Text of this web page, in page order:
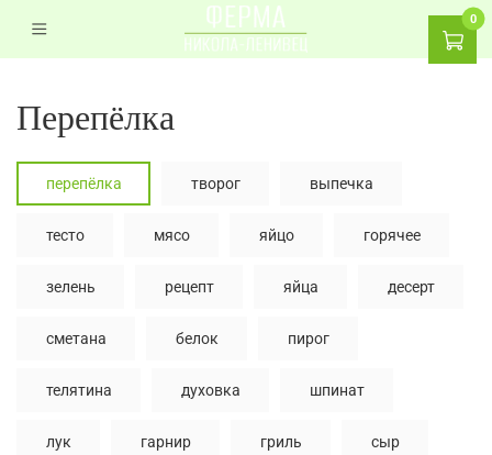
перепёлка
перепёлка творог выпечка
тесто мясо яйцо горячее
зелень рецепт яйца десерт
сметана белок пирог
телятина духовка шпинат
лук гарнир гриль сыр
0